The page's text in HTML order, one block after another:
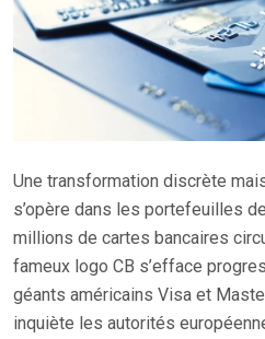
Une transformation discrète
s’opère dans les portefeuilles
millions de cartes bancaires
fameux logo CB s’efface
géants américains Visa et
inquiète les autorités